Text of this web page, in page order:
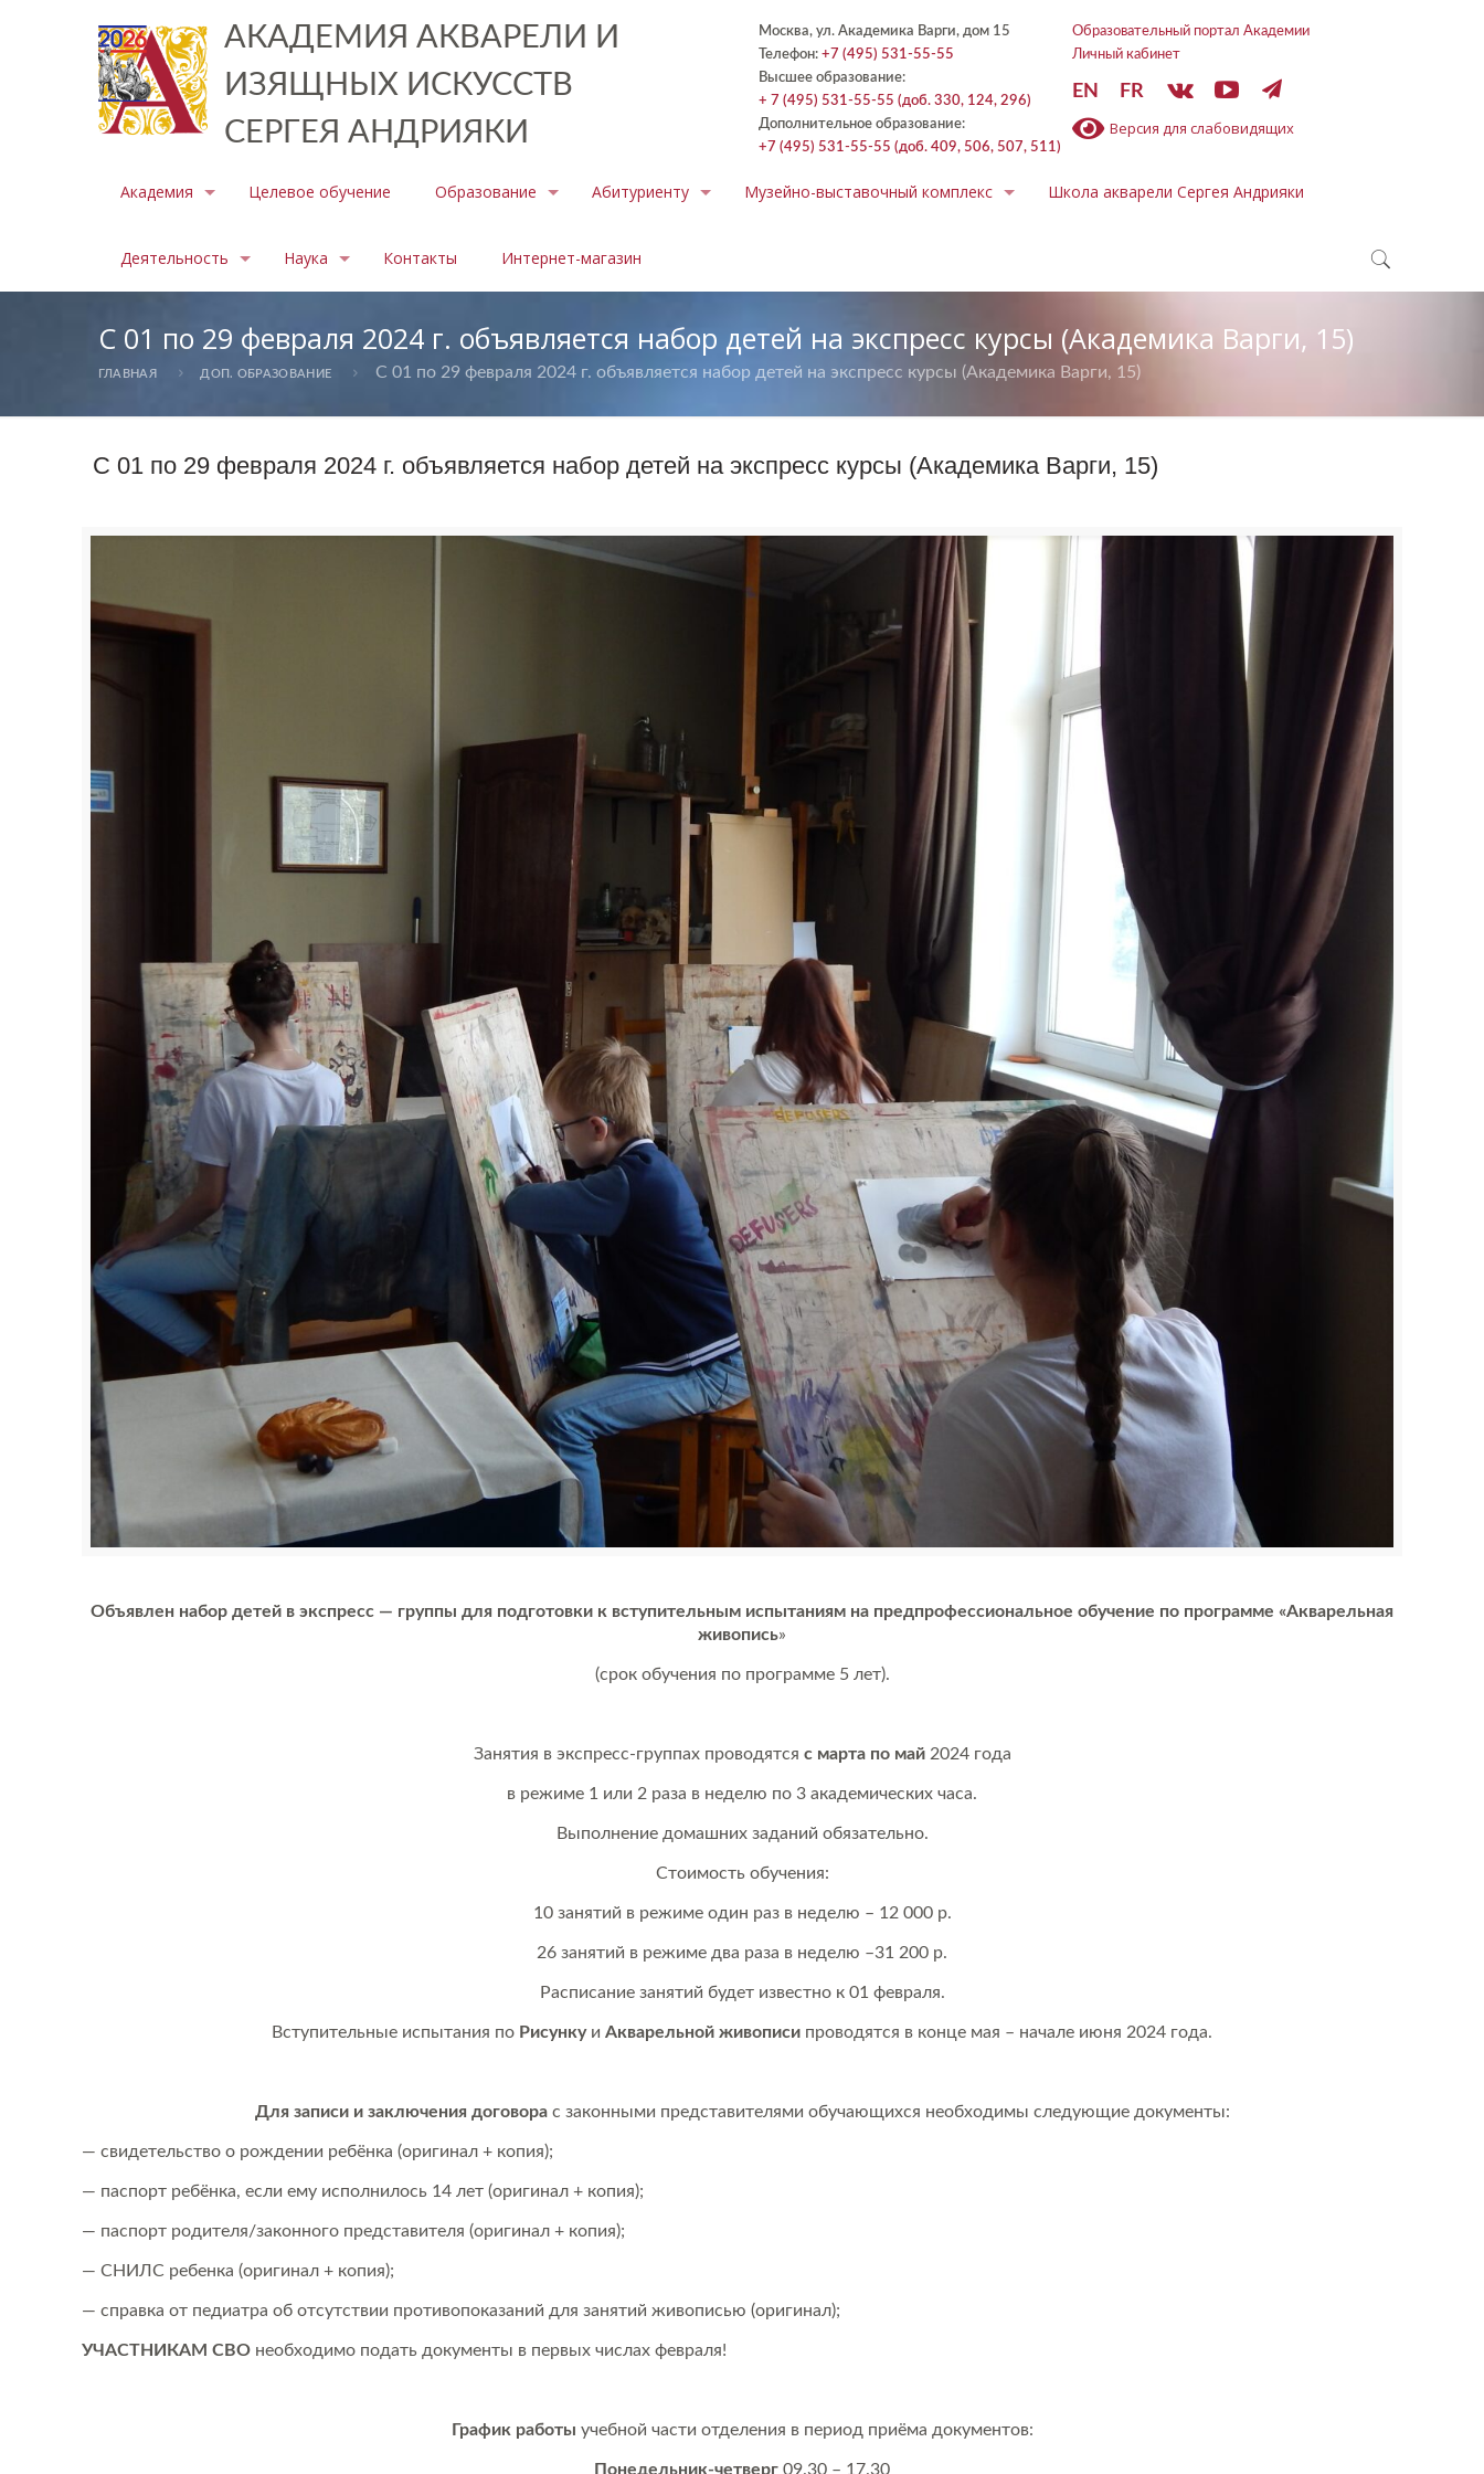
АКАДЕМИЯ АКВАРЕЛИ И
ИЗЯЩНЫХ ИСКУССТВ
СЕРГЕЯ АНДРИЯКИ
Москва, ул. Академика Варги, дом 15
Телефон: +7 (495) 531-55-55
Высшее образование:
+ 7 (495) 531-55-55 (доб. 330, 124, 296)
Дополнительное образование:
+7 (495) 531-55-55 (доб. 409, 506, 507, 511)
Образовательный портал Академии
Личный кабинет
EN
FR
Версия для слабовидящих
Академия Целевое обучение Образование Абитуриенту Музейно-выставочный комплекс Школа акварели Сергея Андрияки
Деятельность Наука Контакты Интернет-магазин
C 01 по 29 февраля 2024 г. объявляется набор детей на экспресс курсы (Академика Варги, 15)
ГЛАВНАЯ ДОП. ОБРАЗОВАНИЕ C 01 по 29 февраля 2024 г. объявляется набор детей на экспресс курсы (Академика Варги, 15)
C 01 по 29 февраля 2024 г. объявляется набор детей на экспресс курсы (Академика Варги, 15)
Объявлен набор детей в экспресс — группы для подготовки к вступительным испытаниям на предпрофессиональное обучение по программе «Акварельная
живопись»
(срок обучения по программе 5 лет).
Занятия в экспресс-группах проводятся с марта по май2024 года
в режиме 1 или 2 раза в неделю по 3 академических часа.
Выполнение домашних заданий обязательно.
Стоимость обучения:
10 занятий в режиме один раз в неделю – 12 000 р.
26 занятий в режиме два раза в неделю –31 200 р.
Расписание занятий будет известно к 01 февраля.
Вступительные испытания по Рисункуи Акварельной живописи проводятся в конце мая – начале июня 2024 года.
Для записи и заключения договорас законными представителями обучающихся необходимы следующие документы:
— свидетельство о рождении ребёнка (оригинал + копия);
— паспорт ребёнка, если ему исполнилось 14 лет (оригинал + копия);
— паспорт родителя/законного представителя (оригинал + копия);
— СНИЛС ребенка (оригинал + копия);
— справка от педиатра об отсутствии противопоказаний для занятий живописью (оригинал);
УЧАСТНИКАМ СВО необходимо подать документы в первых числах февраля!
График работы учебной части отделения в период приёма документов:
Понедельник-четверг 09.30 – 17.30